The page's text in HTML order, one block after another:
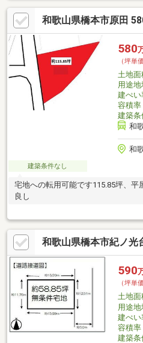
和歌山県橋本市原田
580
（坪単
土地面
用途地
建ぺい
容積率
建築条
和
和
建築条件なし
宅地への転用可能です115.85坪、平
良し
和歌山県橋本市紀ノ光
590
（坪単
土地面
用途地
建ぺい
容積率
建築条